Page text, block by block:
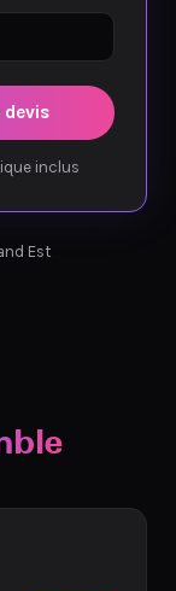
devis
inclus
Est